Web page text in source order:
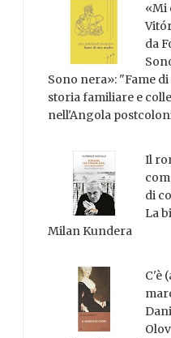
«Mi
da
Sono nera»: "Fame
storia familiare e
nell'Angola
Il
di
La
Milan Kundera
C'è